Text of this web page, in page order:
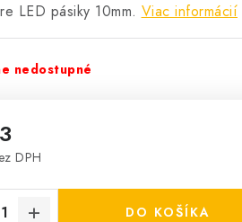
LED pásiky 10mm. Viac informácií
nedostupné
DPH
DO KOŠÍKA